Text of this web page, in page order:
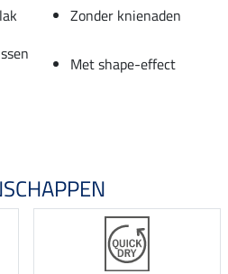
Zonder knienaden
Met shape-effect